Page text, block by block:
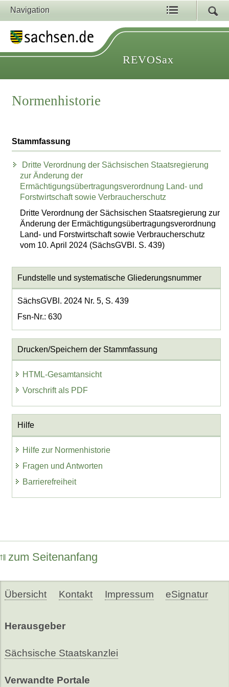
Navigation
REVOSax
Normenhistorie
Stammfassung
Dritte Verordnung der Sächsischen Staatsregierung
zur Änderung der
Ermächtigungsübertragungsverordnung Land- und
Forstwirtschaft sowie Verbraucherschutz
Dritte Verordnung der Sächsischen Staatsregierung zur
Änderung der Ermächtigungsübertragungsverordnung
Land- und Forstwirtschaft sowie Verbraucherschutz
vom 10. April 2024 (SächsGVBl. S. 439)
Fundstelle und systematische Gliederungsnummer
SächsGVBl. 2024 Nr. 5, S. 439
Fsn-Nr.: 630
Drucken/Speichern der Stammfassung
HTML-Gesamtansicht
Vorschrift als PDF
Hilfe
Hilfe zur Normenhistorie
Fragen und Antworten
Barrierefreiheit
zum Seitenanfang
Übersicht Kontakt Impressum eSignatur
Herausgeber
Sächsische Staatskanzlei
Verwandte Portale